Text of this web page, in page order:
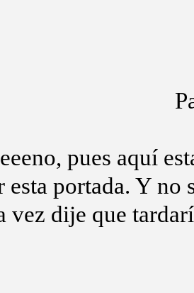
pues aquí
esta portada. Y no
vez dije que